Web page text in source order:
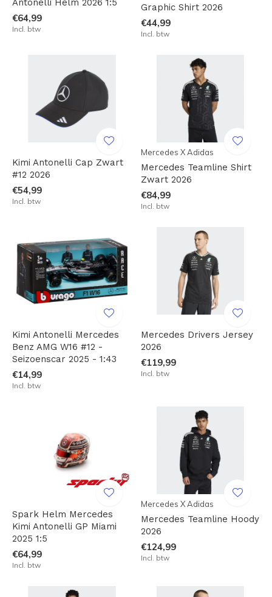
Antonelli Helm 2026 1:5
€64,99
Incl. btw
Graphic Shirt 2026
€44,99
Incl. btw
Kimi Antonelli Cap Zwart
#12 2026
€54,99
Incl. btw
Mercedes X Adidas
Mercedes Teamline Shirt
Zwart 2026
€84,99
Incl. btw
Kimi Antonelli Mercedes
Benz AMG W16 #12 -
Seizoenscar 2025 - 1:43
€14,99
Incl. btw
Mercedes Drivers Jersey
2026
€119,99
Incl. btw
Spark Helm Mercedes
Kimi Antonelli GP Miami
2025 1:5
€64,99
Incl. btw
Mercedes X Adidas
Mercedes Teamline Hoody
2026
€124,99
Incl. btw